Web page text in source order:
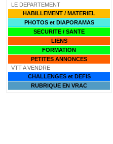
LE DEPARTEMENT
HABILLEMENT / MATERIEL
PHOTOS et DIAPORAMAS
SECURITE / SANTE
LIENS
FORMATION
PETITES ANNONCES
VTT A VENDRE
CHALLENGES et DEFIS
RUBRIQUE EN VRAC